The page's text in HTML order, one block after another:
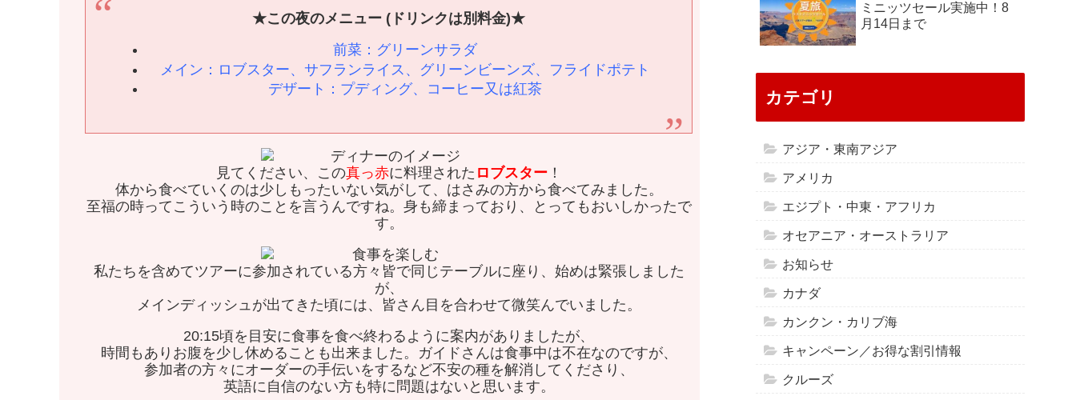
★この夜のメニュー (ドリンクは別料金)★
前菜：グリーンサラダ
メイン：ロブスター、サフランライス、グリーンビーンズ、フライドポテト
デザート：プディング、コーヒー又は紅茶
見てください、この真っ赤に料理された ロブスター！
体から食べていくのは少しもったいない気がして、はさみの方から食べてみました。
至福の時ってこういう時のことを言うんですね。身も締まっており、とってもおいしかったで
す。
私たちを含めてツアーに参加されている方々皆で同じテーブルに座り、始めは緊張しました
が、
メインディッシュが出てきた頃には、皆さん目を合わせて微笑んでいました。
20:15頃を目安に食事を食べ終わるように案内がありましたが、
時間もありお腹を少し休めることも出来ました。ガイドさんは食事中は不在なのですが、
参加者の方々にオーダーの手伝いをするなど不安の種を解消してくださり、
英語に自信のない方も特に問題はないと思います。
ミニッツセール実施中！8
月14日まで
カテゴリ
アジア・東南アジア
アメリカ
エジプト・中東・アフリカ
オセアニア・オーストラリア
お知らせ
カナダ
カンクン・カリブ海
キャンペーン／お得な割引情報
クルーズ